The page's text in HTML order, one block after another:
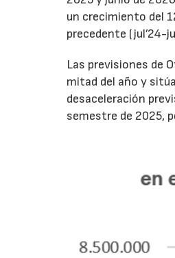
un crecimiento del
precedente (jul’24-
Las previsiones de
mitad del año y
desaceleración
semestre de 2025,